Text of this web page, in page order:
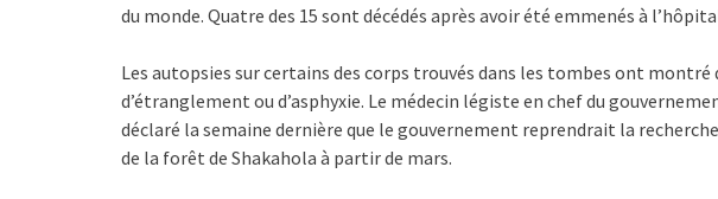
du monde. Quatre des 15 sont décédés après avoir été emmenés à
Les autopsies sur certains des corps trouvés dans les tombes ont
d’étranglement ou d’asphyxie. Le médecin légiste en chef du
déclaré la semaine dernière que le gouvernement reprendrait la
de la forêt de Shakahola à partir de mars.